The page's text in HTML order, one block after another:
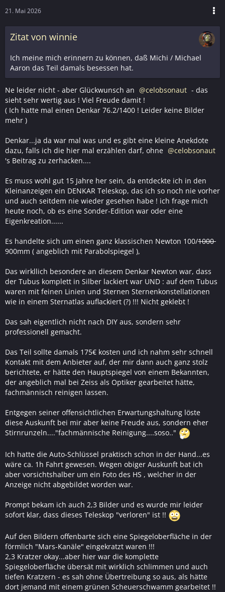
21. Mai 2026
Zitat von winnie
Ich meine mich erinnern zu können, daß Michi / Michael
Aaron das Teil damals besessen hat.
Ne leider nicht - aber Glückwunsch an celobsonaut - das
sieht sehr wertig aus ! Viel Freude damit !
( Ich hatte mal einen Denkar 76.2/1400 ! Leider keine Bilder
mehr )
Denkar...ja da war mal was und es gibt eine kleine Anekdote
dazu, falls ich die hier mal erzählen darf, ohne
celobsonaut
's Beitrag zu zerhacken....
Es muss wohl gut 15 Jahre her sein, da entdeckte ich in den
Kleinanzeigen ein DENKAR Teleskop, das ich so noch nie vorher
und auch seitdem nie wieder gesehen habe ! ich frage mich
heute noch, ob es eine Sonder-Edition war oder eine
Eigenkreation......
Es handelte sich um einen ganz klassischen Newton 100/1000
900mm ( angeblich mit Parabolspiegel ),
Das wirkllich besondere an diesem Denkar Newton war, dass
der Tubus komplett in Silber lackiert war UND : auf dem Tubus
waren mit feinen Linien und Sternen Sternenkonstellationen
wie in einem Sternatlas auflackiert (?) !!! Nicht geklebt !
Das sah eigentlich nicht nach DIY aus, sondern sehr
professionell gemacht.
Das Teil sollte damals 175€ kosten und ich nahm sehr schnell
Kontakt mit dem Anbieter auf, der mir dann auch ganz stolz
berichtete, er hätte den Hauptspiegel von einem Bekannten,
der angeblich mal bei Zeiss als Optiker gearbeitet hätte,
fachmännisch reinigen lassen.
Entgegen seiner offensichtlichen Erwartungshaltung löste
diese Auskunft bei mir aber keine Freude aus, sondern eher
Stirnrunzeln...."fachmännische Reinigung....soso.."
Ich hatte die Auto-Schlüssel praktisch schon in der Hand...es
wäre ca. 1h Fahrt gewesen. Wegen obiger Auskunft bat ich
aber vorsichtshalber um ein Foto des HS , welcher in der
Anzeige nicht abgebildet worden war.
Prompt bekam ich auch 2,3 Bilder und es wurde mir leider
sofort klar, dass dieses Teleskop "verloren" ist !!
Auf den Bildern offenbarte sich eine Spiegeloberfläche in der
förmlich "Mars-Kanäle" eingekratzt waren !!!
2,3 Kratzer okay...aber hier war die komplette
Spiegeloberfläche übersät mit wirklich schlimmen und auch
tiefen Kratzern - es sah ohne Übertreibung so aus, als hätte
dort jemand mit einem grünen Scheuerschwamm gearbeitet !!